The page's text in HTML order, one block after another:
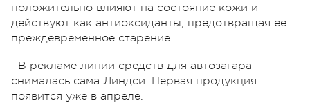
положительно влияют на состояние кожи и
действуют как антиоксиданты, предотвращая ее
преждевременное старение.
В рекламе линии средств для автозагара
снималась сама Линдси. Первая продукция
появится уже в апреле.